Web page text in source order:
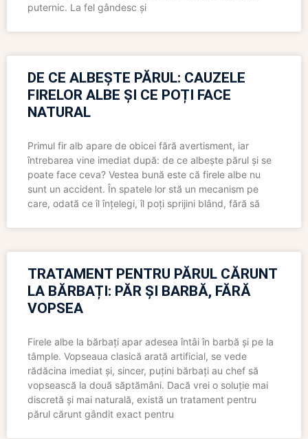
puternic. La fel gândesc și
DE CE ALBEȘTE PĂRUL: CAUZELE
FIRELOR ALBE ȘI CE POȚI FACE
NATURAL
Primul fir alb apare de obicei fără avertisment, iar
întrebarea vine imediat după: de ce albește părul și se
poate face ceva? Vestea bună este că firele albe nu
sunt un accident. În spatele lor stă un mecanism pe
care, odată ce îl înțelegi, îl poți sprijini blând, fără să
TRATAMENT PENTRU PĂRUL CĂRUNT
LA BĂRBAȚI: PĂR ȘI BARBĂ, FĂRĂ
VOPSEA
Firele albe la bărbați apar adesea întâi în barbă și pe la
tâmple. Vopseaua clasică arată artificial, se vede
rădăcina imediat și, sincer, puțini bărbați au chef să
vopsească la două săptămâni. Dacă vrei o soluție mai
discretă și mai naturală, există un tratament pentru
părul cărunt gândit exact pentru